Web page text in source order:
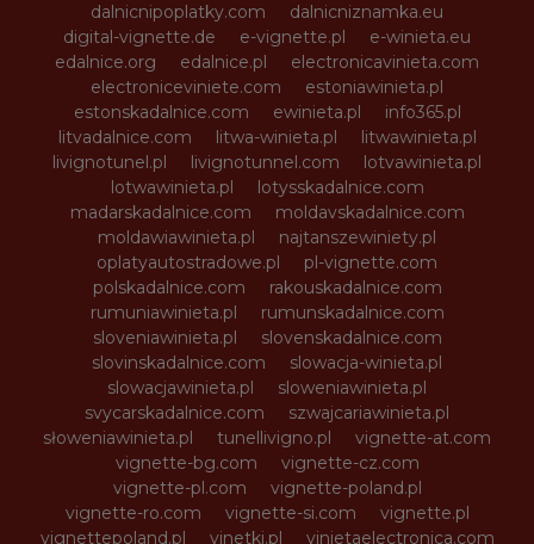
dalnicnipoplatky.com
dalnicniznamka.eu
digital-vignette.de
e-vignette.pl
e-winieta.eu
edalnice.org
edalnice.pl
electronicavinieta.com
electroniceviniete.com
estoniawinieta.pl
estonskadalnice.com
ewinieta.pl
info365.pl
litvadalnice.com
litwa-winieta.pl
litwawinieta.pl
livignotunel.pl
livignotunnel.com
lotvawinieta.pl
lotwawinieta.pl
lotysskadalnice.com
madarskadalnice.com
moldavskadalnice.com
moldawiawinieta.pl
najtanszewiniety.pl
oplatyautostradowe.pl
pl-vignette.com
polskadalnice.com
rakouskadalnice.com
rumuniawinieta.pl
rumunskadalnice.com
sloveniawinieta.pl
slovenskadalnice.com
slovinskadalnice.com
slowacja-winieta.pl
slowacjawinieta.pl
sloweniawinieta.pl
svycarskadalnice.com
szwajcariawinieta.pl
słoweniawinieta.pl
tunellivigno.pl
vignette-at.com
vignette-bg.com
vignette-cz.com
vignette-pl.com
vignette-poland.pl
vignette-ro.com
vignette-si.com
vignette.pl
vignettepoland.pl
vinetki.pl
vinietaelectronica.com